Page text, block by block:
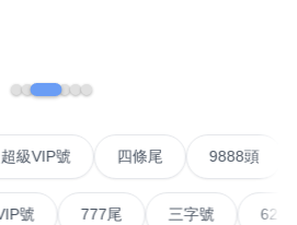
無7無8無9
超級VIP號 四條尾 9888
三字號 6288頭